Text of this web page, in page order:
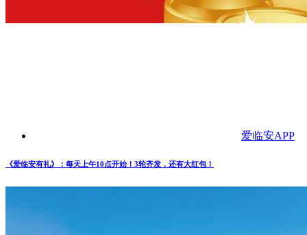
爱临安APP
《爱临安有礼》：每天上午10点开始！3轮齐发，还有大红包！